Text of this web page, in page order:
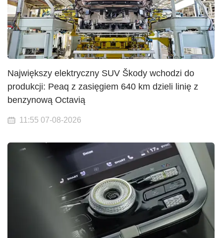
Największy elektryczny SUV Škody wchodzi do
produkcji: Peaq z zasięgiem 640 km dzieli linię z
benzynową Octavią
11:55 07-08-2026